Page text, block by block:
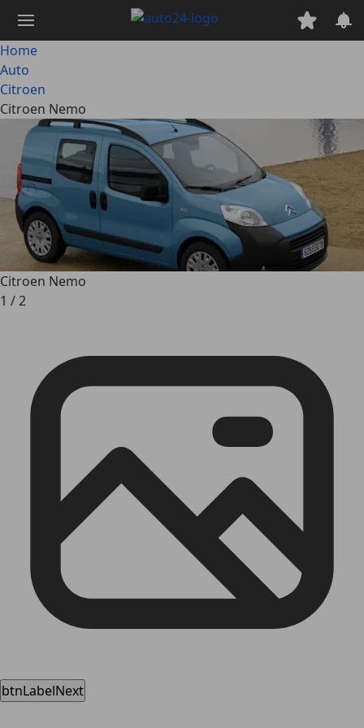
contenuto
principale
Home
Auto
Citroen
Citroen Nemo
Citroen Nemo
1 /2
btnLabelNext